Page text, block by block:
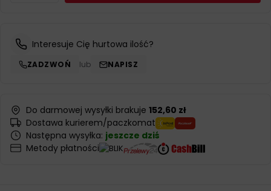
Interesuje Cię hurtowa ilość?
ZADZWOŃ lub NAPISZ
Do darmowej wysyłki brakuje 152,60 zł
Dostawa kurierem/paczkomat
Następna wysyłka: jeszcze dziś
Metody płatności